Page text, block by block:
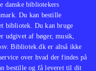
nyt til
.
danske bibliotekers
Du kan bestille
bibliotek. Du kan bruge
udgivet af bøger, musik,
Bibliotek.dk er altså ikke
over hvad der findes på
bestille og få leveret til dit